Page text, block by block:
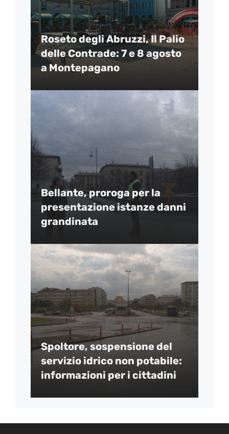
Roseto degli Abruzzi, Il Palio
delle Contrade: 7 e 8 agosto
a Montepagano
Bellante, proroga per la
presentazione istanze danni
grandinata
Spoltore, sospensione del
servizio idrico non potabile:
informazioni per i cittadini